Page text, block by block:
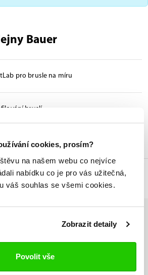
cookies, prosím?
na našem webu co nejvíce
nabídku co je pro vás užitečná,
váš souhlas se všemi cookies.
Zobrazit detaily
Povolit vše
Bauer
pro brusle na míru
bruslí
při výběru